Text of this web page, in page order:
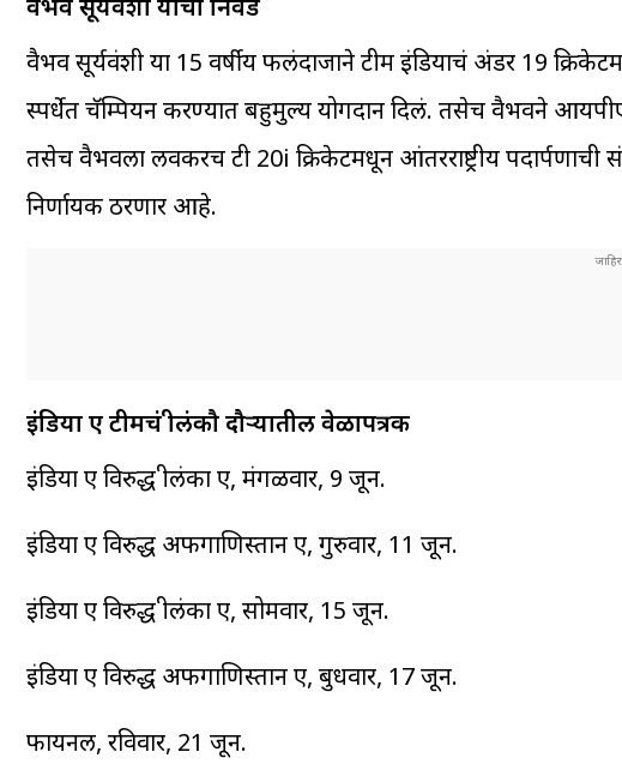
वैभव सूर्यवंशी याची निवड
वैभव सूर्यवंशी या 15 वर्षीय फलंदाजाने टीम इंडियाचं अंडर 19
स्पर्धेत चॅम्पियन करण्यात बहुमुल्य योगदान दिलं. तसेच वैभवने
तसेच वैभवला लवकरच टी 20i क्रिकेटमधून आंतरराष्ट्रीय
निर्णायक ठरणार आहे.
इंडिया ए टीमचं श्रीलंकौ दौऱ्यातील वेळापत्रक
इंडिया ए विरुद्ध श्रीलंका ए, मंगळवार, 9 जून.
इंडिया ए विरुद्ध अफगाणिस्तान ए, गुरुवार, 11 जून.
इंडिया ए विरुद्ध श्रीलंका ए, सोमवार, 15 जून.
इंडिया ए विरुद्ध अफगाणिस्तान ए, बुधवार, 17 जून.
फायनल, रविवार, 21 जून.